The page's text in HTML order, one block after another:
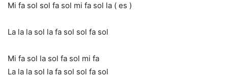
Mi fa sol sol fa sol mi fa sol la ( es )
La la la sol la fa sol sol fa sol
Mi fa sol la sol fa sol mi fa
La la la sol la fa sol sol fa sol